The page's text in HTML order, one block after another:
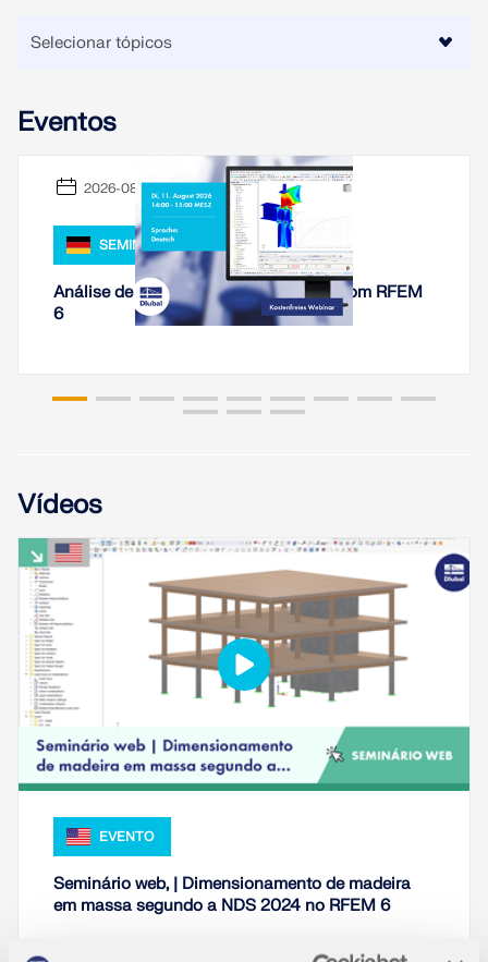
Eventos
2026-08-11
SEMINÁRIO WEB,
Análise de rigidez de ligações de aço com RFEM
6
Vídeos
EVENTO
Seminário web, | Dimensionamento de madeira
em massa segundo a NDS 2024 no RFEM 6